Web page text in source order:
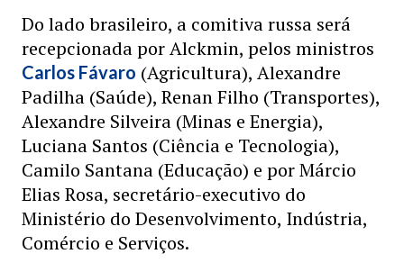
Do lado brasileiro, a comitiva russa será
recepcionada por Alckmin, pelos ministros
Carlos Fávaro (Agricultura), Alexandre
Padilha (Saúde), Renan Filho (Transportes),
Alexandre Silveira (Minas e Energia),
Luciana Santos (Ciência e Tecnologia),
Camilo Santana (Educação) e por Márcio
Elias Rosa, secretário-executivo do
Ministério do Desenvolvimento, Indústria,
Comércio e Serviços.